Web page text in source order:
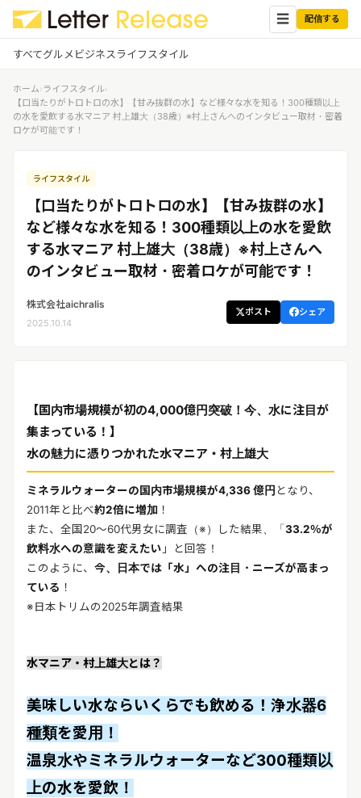
☰ 配信する
すべてグルメビジネスライフスタイル
グルメ
ビジネス
ライフスタイル
無料会員登録
ログイン ✕
企業ユーザーでログイン
する
受信レターリリース受信ユーザー
メディアユーザーでログインする
レターリリースを受信（メディア登
録）
ホーム›ライフスタイル›
【口当たりがトロトロの水】【甘み抜群の水】など様々な水を知る！300種類以上
の水を愛飲する水マニア 村上雄大（38歳）※村上さんへのインタビュー取材・密着
ロケが可能です！
ライフスタイル
【口当たりがトロトロの水】【甘み抜群の水】
など様々な水を知る！300種類以上の水を愛飲
する水マニア 村上雄大（38歳）※村上さんへ
のインタビュー取材・密着ロケが可能です！
株式会社aichralis
2025.10.14
ポスト シェア
【国内市場規模が初の4,000億円突破！今、水に注目が
集まっている！】
水の魅力に憑りつかれた水マニア・村上雄大
ミネラルウォーターの国内市場規模が4,336 億円 となり、
2011年と比べ約2倍に増加 ！
また、全国20～60代男女に調査（※）した結果、「33.2％が
飲料水への意識を変えたい 」と回答！
このように、 今、日本では「水」への注目・ニーズが高まっ
ている ！
※日本トリムの2025年調査結果
水マニア・村上雄大とは？
美味しい水ならいくらでも飲める！浄水器6
種類を愛用！
温泉水やミネラルウォーターなど300種類以
上の水を愛飲！